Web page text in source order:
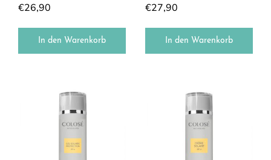
€26,90
In den Warenkorb
€27,90
In den Warenkorb